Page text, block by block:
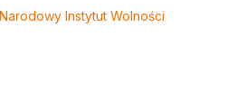
Instytut Wolności